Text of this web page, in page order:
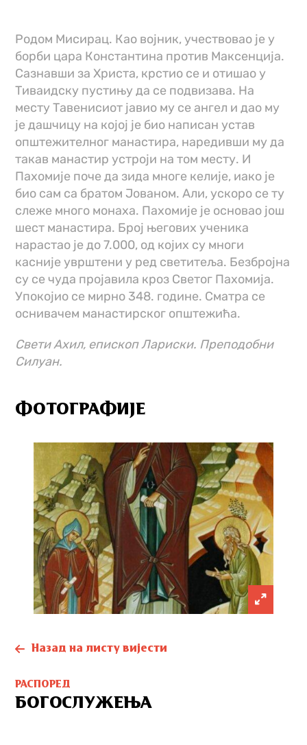
Родом Мисирац. Као војник, учествовао је у
борби цара Константина против Максенција.
Сазнавши за Христа, крстио се и отишао у
Тиваидску пустињу да се подвизава. На
месту Тавенисиот јавио му се ангел и дао му
је дашчицу на којој је био написан устав
општежителног манастира, наредивши му да
такав манастир устроји на том месту. И
Пахомије поче да зида многе келије, иако је
био сам са братом Јованом. Али, ускоро се ту
слеже много монаха. Пахомије је основао још
шест манастира. Број његових ученика
нарастао је до 7.000, од којих су многи
касније уврштени у ред светитеља. Безбројна
су се чуда пројавила кроз Светог Пахомија.
Упокојио се мирно 348. године. Сматра се
оснивачем манастирског општежића.
Свети Ахил, епископ Лариски. Преподобни
Силуан.
ФОТОГРАФИЈЕ
Назад на листу вијести
РАСПОРЕД
БОГОСЛУЖЕЊА